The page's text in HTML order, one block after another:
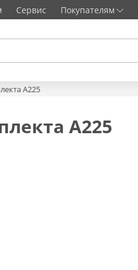
Сервис Покупателям
A225
A225